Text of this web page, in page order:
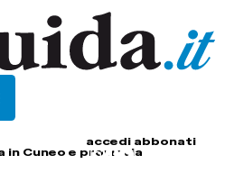
accedi abbonati
Cuneo e provincia